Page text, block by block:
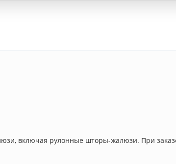
включая рулонные шторы-жалюзи. При